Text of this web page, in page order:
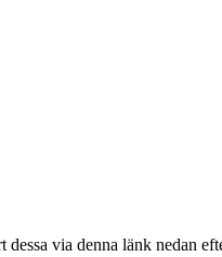
via denna länk nedan